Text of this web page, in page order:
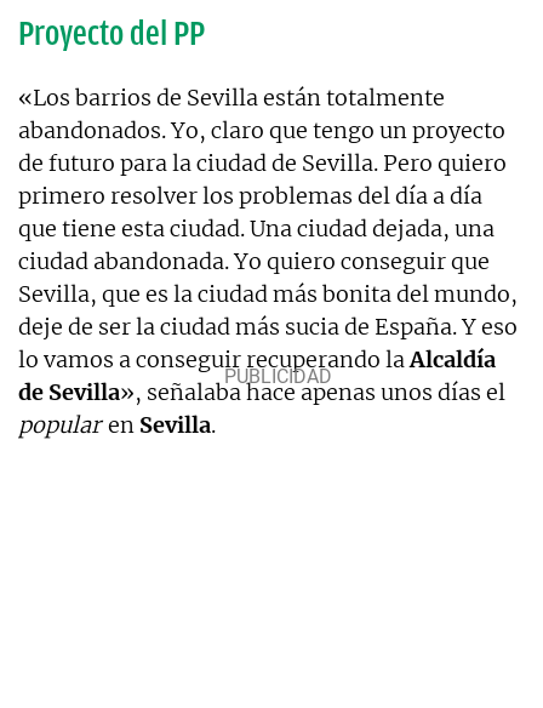
Proyecto del PP
«Los barrios de Sevilla están totalmente
abandonados. Yo, claro que tengo un proyecto
de futuro para la ciudad de Sevilla. Pero quiero
primero resolver los problemas del día a día
que tiene esta ciudad. Una ciudad dejada, una
ciudad abandonada. Yo quiero conseguir que
Sevilla, que es la ciudad más bonita del mundo,
deje de ser la ciudad más sucia de España. Y eso
lo vamos a conseguir recuperando laAlcaldía
de Sevilla», señalaba hace apenas unos días el
popularen Sevilla.